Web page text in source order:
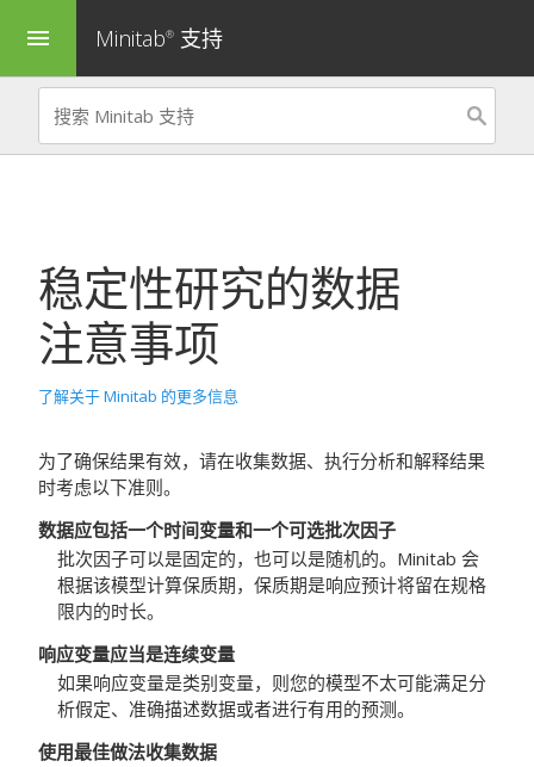
menu Minitab® 支持
稳定性研究的数据
注意事项
了解关于 Minitab 的更多信息
为了确保结果有效，请在收集数据、执行分析和解释结果
时考虑以下准则。
数据应包括一个时间变量和一个可选批次因子
批次因子可以是固定的，也可以是随机的。Minitab 会
根据该模型计算保质期，保质期是响应预计将留在规格
限内的时长。
响应变量应当是连续变量
如果响应变量是类别变量，则您的模型不太可能满足分
析假定、准确描述数据或者进行有用的预测。
使用最佳做法收集数据